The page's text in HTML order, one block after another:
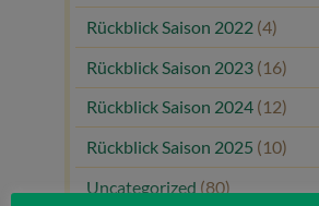
Rückblick Saison 2022 (4)
Rückblick Saison 2023 (16)
Rückblick Saison 2024 (12)
Rückblick Saison 2025 (10)
Uncategorized (80)